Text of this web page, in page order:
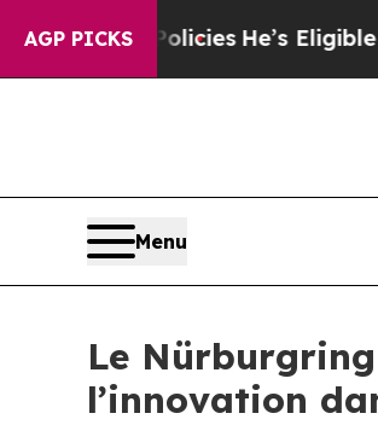
AGP PICKS
Policies He’s Eligible for
Menu
Le
l’innovation